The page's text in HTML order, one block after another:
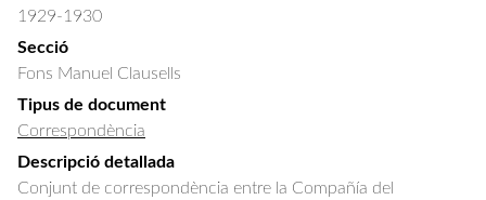
1929-1930
Secció
Fons Manuel Clausells
Tipus de document
Correspondència
Descripció detallada
Conjunt de correspondència entre la Compañía del